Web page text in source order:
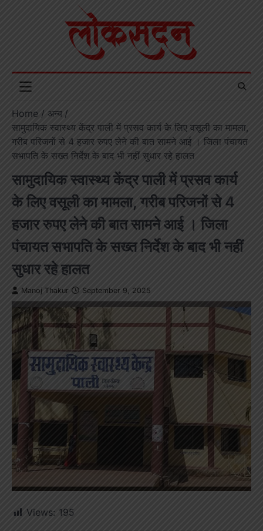
Home
अन्य
सामुदायिक स्वास्थ्य केंद्र पाली में प्रसव कार्य के लिए वसूली का मामला,
गरीब परिजनों से 4 हजार रुपए लेने की बात सामने आई । जिला पंचायत
सभापति के सख्त निर्देश के बाद भी नहीं सुधार रहे हालत
सामुदायिक स्वास्थ्य केंद्र पाली में प्रसव कार्य
के लिए वसूली का मामला, गरीब परिजनों से 4
हजार रुपए लेने की बात सामने आई । जिला
पंचायत सभापति के सख्त निर्देश के बाद भी नहीं
सुधार रहे हालत
Manoj Thakur September 9, 2025
Views: 195